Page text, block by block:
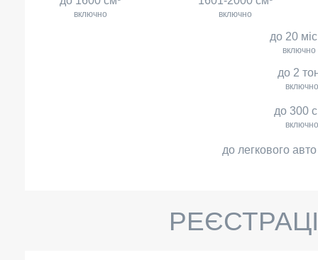
включно включно
до 20
включно
до 2
включно
до 300
включно
до легкового авто